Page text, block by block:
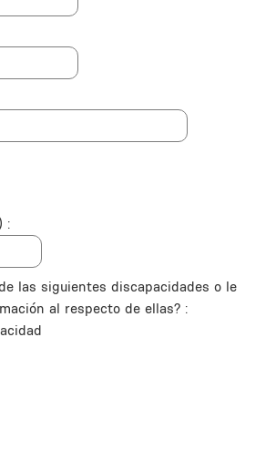
las siguientes discapacidades o le
al respecto de ellas?